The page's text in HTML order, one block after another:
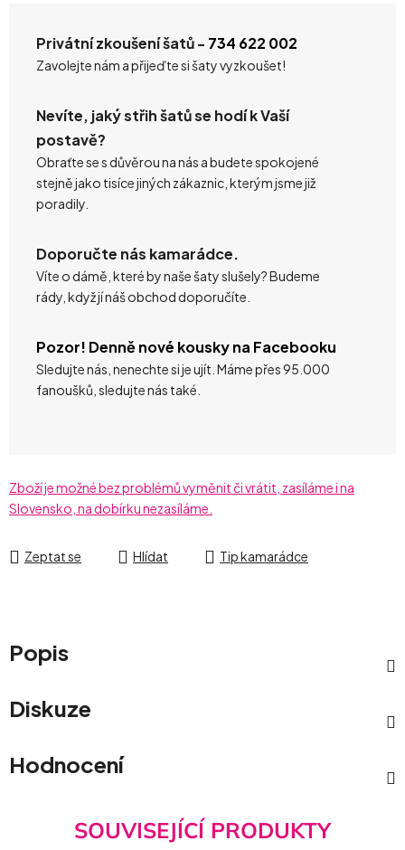
Privátní zkoušení šatů - 734 622 002
Zavolejte nám a přijeďte si šaty vyzkoušet!
Nevíte, jaký střih šatů se hodí k Vaší
postavě?
Obraťte se s důvěrou na nás a budete spokojené
stejně jako tisíce jiných zákaznic, kterým jsme již
poradily.
Doporučte nás kamarádce.
Víte o dámě, které by naše šaty slušely? Budeme
rády, když jí náš obchod doporučíte.
Pozor! Denně nové kousky na Facebooku
Sledujte nás, nenechte si je ujít. Máme přes 95.000
fanoušků, sledujte nás také.
Zboží je možné bez problémů vyměnit či vrátit, zasíláme i na
Slovensko, na dobírku nezasíláme.
Zeptat se Hlídat Tip kamarádce
Popis
Diskuze
Hodnocení
SOUVISEJÍCÍ PRODUKTY